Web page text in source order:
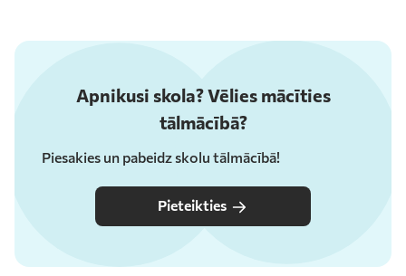
Apnikusi skola? Vēlies mācīties
tālmācībā?
Piesakies un pabeidz skolu tālmācībā!
Pieteikties